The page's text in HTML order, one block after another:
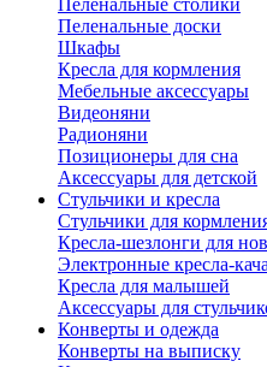
Пеленальные столики
Пеленальные доски
Шкафы
Кресла для кормления
Мебельные аксессуары
Видеоняни
Радионяни
Позиционеры для сна
Аксессуары для детской
Стульчики и кресла
Стульчики для
Кресла-шезлонги для
Электронные кресла-
Кресла для малышей
Аксессуары для
Конверты и одежда
Конверты на выписку